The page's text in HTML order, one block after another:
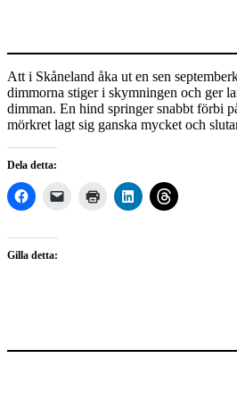
Att i Skåneland åka ut en sen
dimmorna stiger i skymningen och ger
dimman. En hind springer snabbt förbi
mörkret lagt sig ganska mycket och
Dela detta:
Gilla detta: